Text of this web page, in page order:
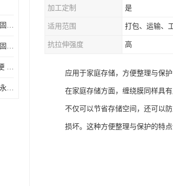
透气运输捆绑带 循环使用 固永包材
固永托盘固定带 拉紧力好 固永包材
药品通风运输固定 操作简便 固永包材
蔬菜通风运输 拉紧力好 固永包材
加工定制 是
适用范围 打包、运输、
抗拉伸强度 高
应用于家庭存储，方便整理与保护
在家庭存储方面，缠绕膜同样具
不仅可以节省存储空间，还可以
损坏。这种方便整理与保护的特